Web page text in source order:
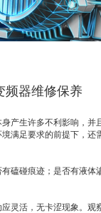
频器维修保养
产生许多不利影响，并
满足要求的前提下，还
磕碰痕迹；是否有液体
灵活，无卡涩现象。观